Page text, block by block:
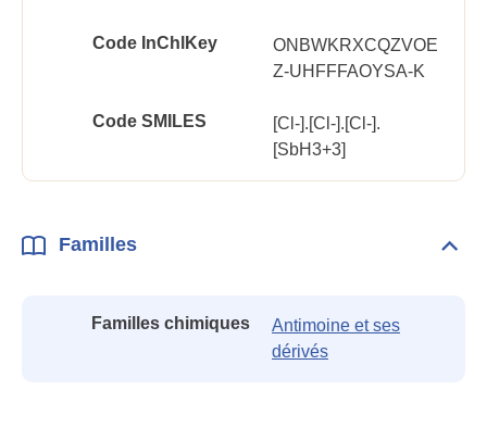
Code InChlKey
ONBWKRXCQZVOE
Z-UHFFFAOYSA-K
Code SMILES
[Cl-].[Cl-].[Cl-].
[SbH3+3]
Familles
Familles chimiques
Antimoine et ses
dérivés